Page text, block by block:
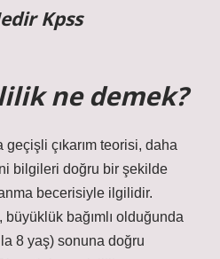
Kpss
ne demek?
çıkarım teorisi, daha
bilgileri doğru bir şekilde
becerisiyle ilgilidir.
bağımlı olduğunda
8 yaş) sonuna doğru